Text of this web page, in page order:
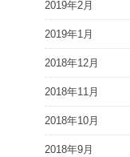
2019年2月
2019年1月
2018年12月
2018年11月
2018年10月
2018年9月